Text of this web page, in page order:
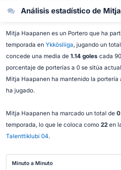
Análisis estadístico de
Mitja Haapanen es un Portero que ha
temporada en Ykkösliiga, jugando un
concede una media de 1.14 goles cada
porcentaje de porterías a 0 se sitúa
Mitja Haapanen ha mantenido la portería
ha jugado.
Mitja Haapanen ha marcado un total de
temporada, lo que le coloca como 22en
Talenttiklubi 04.
Minuto a Minuto